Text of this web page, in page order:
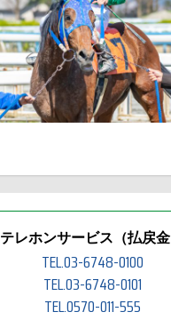
テレホンサービス（払戻金
TEL.03-6748-0100
TEL.03-6748-0101
TEL.0570-011-555